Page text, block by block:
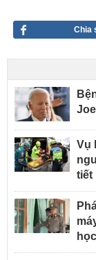
Chia
Vụ
tiết